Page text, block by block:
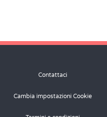
Contattaci
Cambia impostazioni Cookie